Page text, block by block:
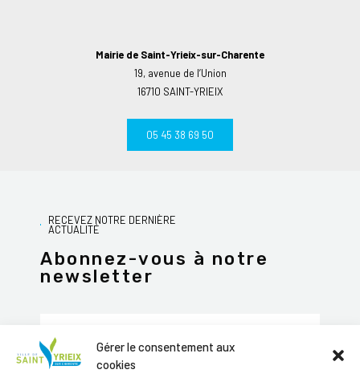
Gérer le consentement aux
cookies
Mairie de Saint-Yrieix-sur-Charente
19, avenue de l’Union
16710 SAINT-YRIEIX
05 45 38 69 50
RECEVEZ NOTRE DERNIÈRE
ACTUALITÉ
Abonnez-vous à notre
newsletter